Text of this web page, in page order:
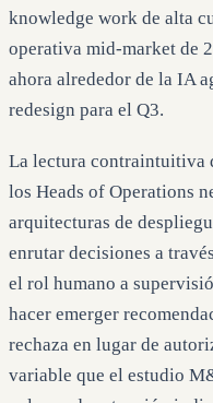
knowledge work de alta
operativa mid-market de
ahora alrededor de la IA
redesign para el Q3.
La lectura contraintuitiva
los Heads of Operations
arquitecturas de
enrutar decisiones a
el rol humano a
hacer emerger
rechaza en lugar de
variable que el estudio